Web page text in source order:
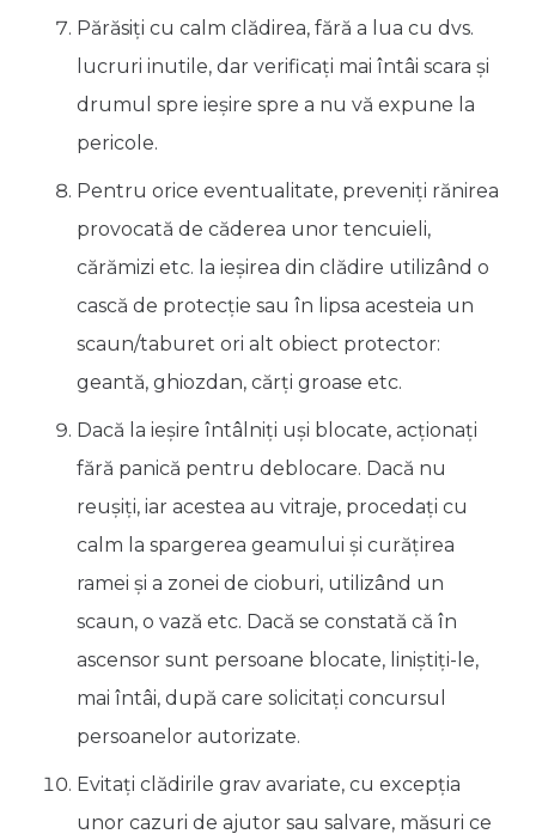
Părăsiţi cu calm clădirea, fără a lua cu dvs.
lucruri inutile, dar verificaţi mai întâi scara şi
drumul spre ieşire spre a nu vă expune la
pericole.
Pentru orice eventualitate, preveniţi rănirea
provocată de căderea unor tencuieli,
cărămizi etc. la ieşirea din clădire utilizând o
cască de protecţie sau în lipsa acesteia un
scaun/taburet ori alt obiect protector:
geantă, ghiozdan, cărţi groase etc.
Dacă la ieşire întâlniţi uşi blocate, acţionaţi
fără panică pentru deblocare. Dacă nu
reuşiţi, iar acestea au vitraje, procedaţi cu
calm la spargerea geamului şi curăţirea
ramei şi a zonei de cioburi, utilizând un
scaun, o vază etc. Dacă se constată că în
ascensor sunt persoane blocate, liniştiţi-le,
mai întâi, după care solicitaţi concursul
persoanelor autorizate.
Evitaţi clădirile grav avariate, cu excepţia
unor cazuri de ajutor sau salvare, măsuri ce